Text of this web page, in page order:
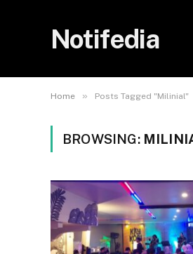
Notifedia
Home » Posts Tagged "Milinial"
BROWSING: